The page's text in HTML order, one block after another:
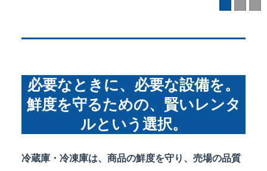
必要なときに、必要な設備を。
鮮度を守るための、賢いレンタ
ルという選択。
冷蔵庫・冷凍庫は、商品の鮮度を守り、売場の品質